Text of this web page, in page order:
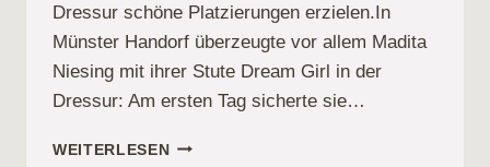
Dressur schöne Platzierungen erzielen.In
Münster Handorf überzeugte vor allem Madita
Niesing mit ihrer Stute Dream Girl in der
Dressur: Am ersten Tag sicherte sie…
WEITERLESENTURNIERERGEBNISSE